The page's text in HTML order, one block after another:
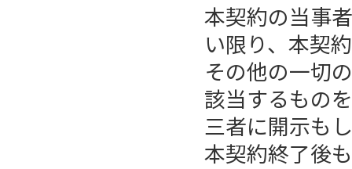
本契約の当事
い限り、本契
その他の一切
該当するもの
三者に開示も
本契約終了後